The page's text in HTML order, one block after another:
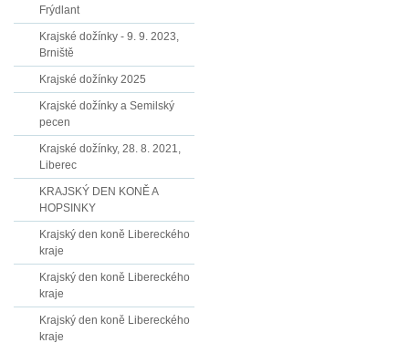
Frýdlant
Krajské dožínky - 9. 9. 2023,
Brniště
Krajské dožínky 2025
Krajské dožínky a Semilský
pecen
Krajské dožínky, 28. 8. 2021,
Liberec
KRAJSKÝ DEN KONĚ A
HOPSINKY
Krajský den koně Libereckého
kraje
Krajský den koně Libereckého
kraje
Krajský den koně Libereckého
kraje